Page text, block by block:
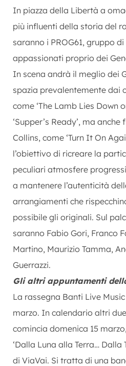
In piazza della Libertà a
più influenti della storia del
saranno i PROG61, gruppo
appassionati proprio dei
In scena andrà il meglio dei
spazia prevalentemente dai
come ‘The Lamb Lies Down
‘Supper’s Ready’, ma anche
Collins, come ‘Turn It On
l’obiettivo di ricreare la
peculiari atmosfere
a mantenere l’autenticità
arrangiamenti che
possibile gli originali. Sul
saranno Fabio Gori, Franco
Martino, Maurizio Tamma,
Guerrazzi.
Gli altri appuntamenti
La rassegna Banti Live
marzo. In calendario altri
comincia domenica 15
‘Dalla Luna alla Terra… Dalla
di ViaVai. Si tratta di una